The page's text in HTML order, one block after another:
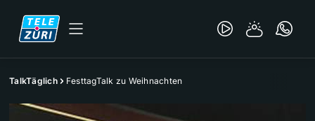
TalkTäglich FesttagTalk zu Weihnachten